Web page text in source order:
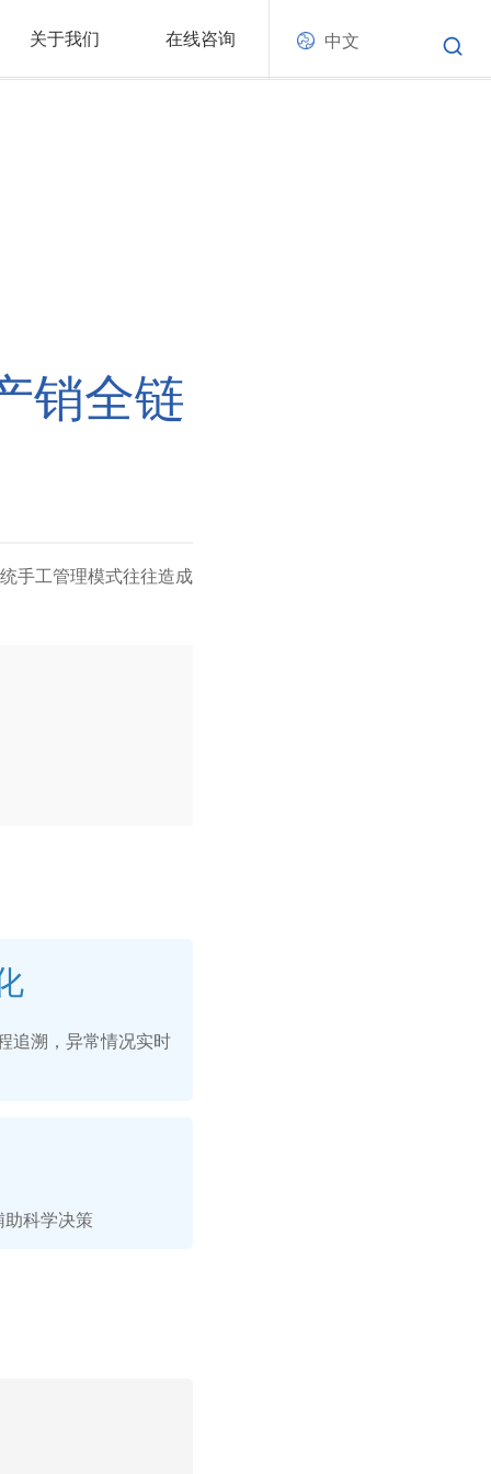
关于我们 在线咨询 中文
销全链
手工管理模式往往造成
追溯，异常情况实时
助科学决策